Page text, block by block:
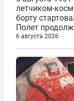
летчиком-
борту
Полет
второй
Советского
зачастую
6 августа 2026